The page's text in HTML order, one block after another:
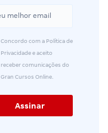
Concordo com a Política de
Privacidade e aceito
receber comunicações do
Gran Cursos Online.